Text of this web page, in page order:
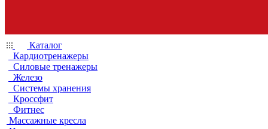
Каталог
Кардиотренажеры
Силовые тренажеры
Железо
Системы хранения
Кроссфит
Фитнес
Массажные кресла